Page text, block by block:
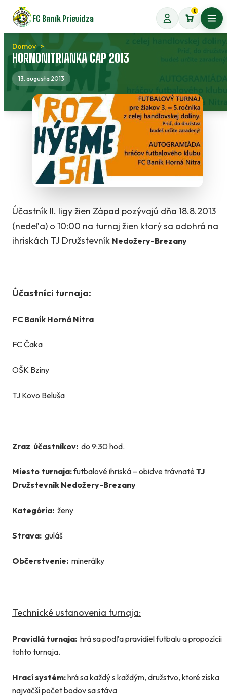
Preskočiť
na
obsah
FC Baník Prievidza
0
Domov
HORNONITRIANKA CAP 2013
13. augusta 2013
Účastník II. ligy žien Západ pozývajú dňa 18.8.2013
(nedeľa) o 10:00 na turnaj žien ktorý sa odohrá na
ihriskách TJ Družstevník Nedožery-Brezany
Účastníci turnaja:
FC Baník Horná Nitra
FC Čaka
OŠK Bziny
TJ Kovo Beluša
Zraz účastníkov: do 9:30 hod.
Miesto turnaja:futbalové ihriská – obidve trávnatéTJ
Družstevník Nedožery-Brezany
Kategória: ženy
Strava: guláš
Občerstvenie: minerálky
Technické ustanovenia turnaja:
Pravidlá turnaja: hrá sa podľa pravidiel futbalu a propozícii
tohto turnaja.
Hrací systém:hrá sa každý s každým, družstvo, ktoré získa
najväčší počet bodov sa stáva